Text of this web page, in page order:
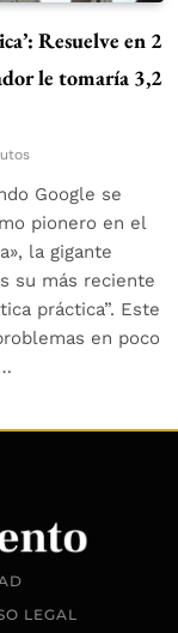
Resuelve en 2
le tomaría 3,2
Google se
pionero en el
la gigante
su más reciente
práctica”. Este
en poco
LEGAL